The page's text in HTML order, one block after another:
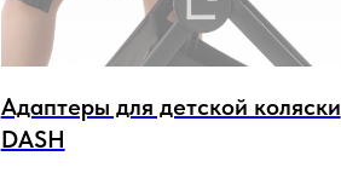
Адаптеры для детской коляски
DASH